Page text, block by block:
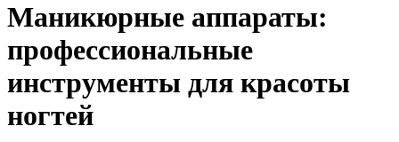
Маникюрные аппараты:
профессиональные
инструменты для красоты
ногтей